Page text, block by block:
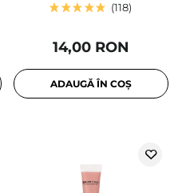
118
14,00 RON
ADAUGĂ ÎN COȘ